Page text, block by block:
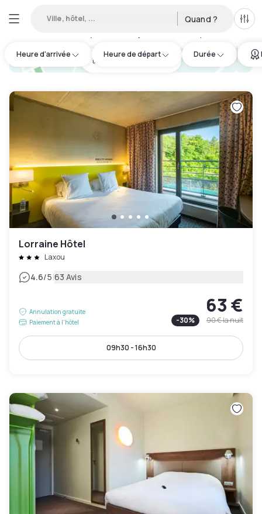
Ville, hôtel, ... Quand ?
Heure d'arrivée Heure de départ Durée
hotel.cta.view_map
Lorraine Hôtel
Laxou
4.6/5|63 Avis
Annulation gratuite
Paiement à l'hôtel
63 €
-30% 90 €la nuit
09h30 - 16h30